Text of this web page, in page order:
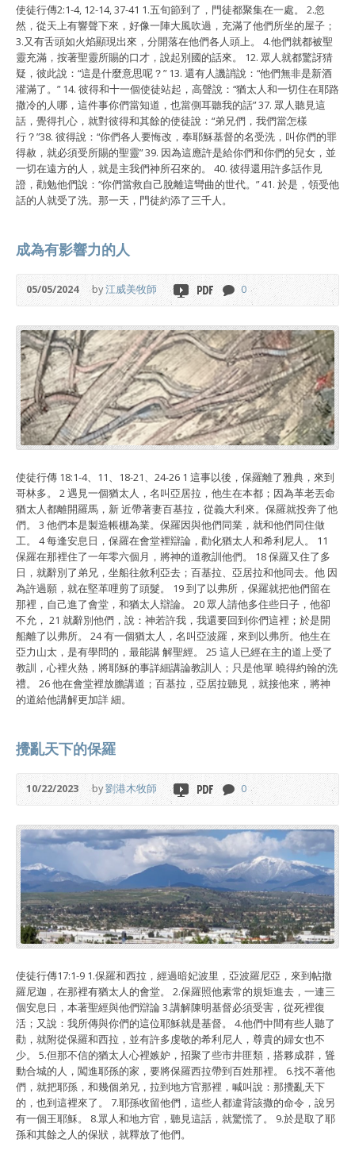
使徒行傳2:1-4, 12-14, 37-41 1.五旬節到了，門徒都聚集在一處。 2.忽
然，從天上有響聲下來，好像一陣大風吹過，充滿了他們所坐的屋子；
3.又有舌頭如火焰顯現出來，分開落在他們各人頭上。 4.他們就都被聖
靈充滿，按著聖靈所賜的口才，說起別國的話來。 12. 眾人就都驚訝猜
疑，彼此說：“這是什麼意思呢？” 13. 還有人譏誚說：“他們無非是新酒
灌滿了。” 14. 彼得和十一個使徒站起，高聲說：“猶太人和一切住在耶路
撒冷的人哪，這件事你們當知道，也當側耳聽我的話” 37. 眾人聽見這
話，覺得扎心，就對彼得和其餘的使徒說：“弟兄們，我們當怎樣
行？”38. 彼得說：“你們各人要悔改，奉耶穌基督的名受洗，叫你們的罪
得赦，就必須受所賜的聖靈” 39. 因為這應許是給你們和你們的兒女，並
一切在遠方的人，就是主我們神所召來的。 40. 彼得還用許多話作見
證，勸勉他們說：“你們當救自己脫離這彎曲的世代。” 41. 於是，領受他
話的人就受了洗。那一天，門徒約添了三千人。
成為有影響力的人
05/05/2024 by江威美牧師 0
使徒行傳 18:1-4、11、18-21、24-26 1 這事以後，保羅離了雅典，來到
哥林多。 2 遇見一個猶太人，名叫亞居拉，他生在本都；因為革老丟命
猶太人都離開羅馬，新 近帶著妻百基拉，從義大利來。保羅就投奔了他
們。 3 他們本是製造帳棚為業。保羅因與他們同業，就和他們同住做
工。 4 每逢安息日，保羅在會堂裡辯論，勸化猶太人和希利尼人。 11
保羅在那裡住了一年零六個月，將神的道教訓他們。 18 保羅又住了多
日，就辭別了弟兄，坐船往敘利亞去；百基拉、亞居拉和他同去。他 因
為許過願，就在堅革哩剪了頭髮。 19 到了以弗所，保羅就把他們留在
那裡，自己進了會堂，和猶太人辯論。 20 眾人請他多住些日子，他卻
不允， 21 就辭別他們，說：神若許我，我還要回到你們這裡；於是開
船離了以弗所。 24 有一個猶太人，名叫亞波羅，來到以弗所。他生在
亞力山太，是有學問的，最能講 解聖經。 25 這人已經在主的道上受了
教訓，心裡火熱，將耶穌的事詳細講論教訓人；只是他單 曉得約翰的洗
禮。 26 他在會堂裡放膽講道；百基拉，亞居拉聽見，就接他來，將神
的道給他講解更加詳 細。
攪亂天下的保羅
10/22/2023 by劉港木牧師 0
使徒行傳17:1-9 1.保羅和西拉，經過暗妃波里，亞波羅尼亞，來到帖撒
羅尼迦，在那裡有猶太人的會堂。 2.保羅照他素常的規矩進去，一連三
個安息日，本著聖經與他們辯論 3.講解陳明基督必須受害，從死裡復
活；又說：我所傳與你們的這位耶穌就是基督。 4.他們中間有些人聽了
勸，就附從保羅和西拉，並有許多虔敬的希利尼人，尊貴的婦女也不
少。 5.但那不信的猶太人心裡嫉妒，招聚了些市井匪類，搭夥成群，聳
動合城的人，闖進耶孫的家，要將保羅西拉帶到百姓那裡。 6.找不著他
們，就把耶孫，和幾個弟兄，拉到地方官那裡，喊叫說：那攪亂天下
的，也到這裡來了。 7.耶孫收留他們，這些人都違背該撒的命令，說另
有一個王耶穌。 8.眾人和地方官，聽見這話，就驚慌了。 9.於是取了耶
孫和其餘之人的保狀，就釋放了他們。